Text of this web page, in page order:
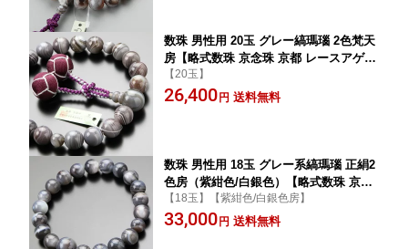
数珠 男性用 20玉 グレー縞瑪瑙 2色梵天
房【略式数珠 京念珠 京都 レースアゲー
ト めのう メノウ 天然石 葬儀 法要 宗派
共通 マイ数珠 MD DIM 200010050101
【20玉】
26,400 円 送料無料
数珠 男性用 18玉 グレー系縞瑪瑙 正絹2
色房（紫紺色/白銀色）【略式数珠 京念
珠 京都 レースアゲート めのう メノウ
天然石 葬儀 法要 宗派共通 高級数珠 高
【18玉】【紫紺色/白銀色房】
33,000 円 送料無料